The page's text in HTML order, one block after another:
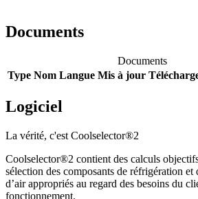
Documents
Documents
Type Nom Langue Mis à jour
Logiciel
La vérité, c'est Coolselector®2
Coolselector®2 contient des calculs
sélection des composants de réfrigération
d’air appropriés au regard des besoins du
fonctionnement.